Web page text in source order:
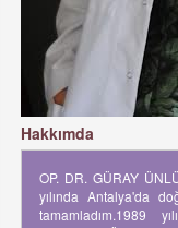
Hakkımda
OP. DR. GÜRAY
yılında Antalya'da
tamamladım.1989